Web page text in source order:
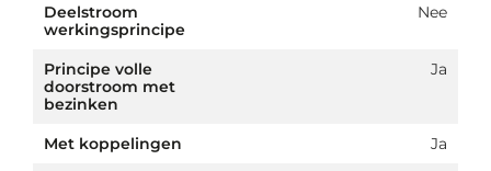
Deelstroom
werkingsprincipe
Nee
Principe volle
doorstroom met
bezinken
Ja
Met koppelingen
Ja